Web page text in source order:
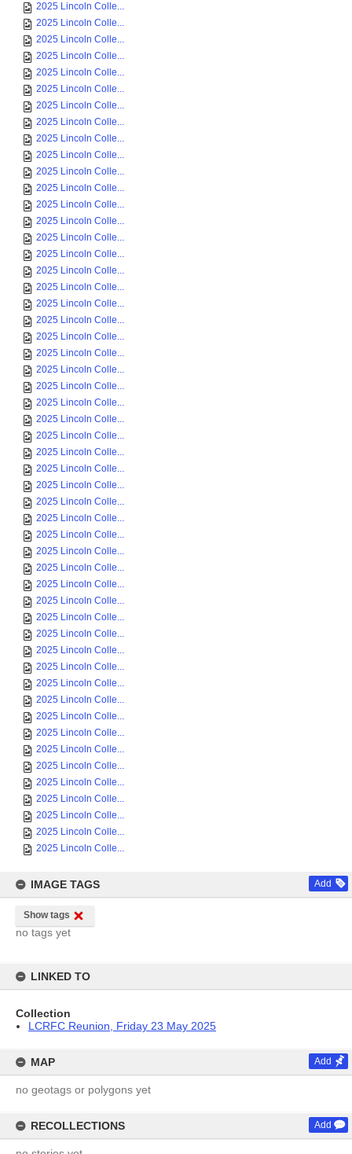
2025 Lincoln Colle...
2025 Lincoln Colle...
2025 Lincoln Colle...
2025 Lincoln Colle...
2025 Lincoln Colle...
2025 Lincoln Colle...
2025 Lincoln Colle...
2025 Lincoln Colle...
2025 Lincoln Colle...
2025 Lincoln Colle...
2025 Lincoln Colle...
2025 Lincoln Colle...
2025 Lincoln Colle...
2025 Lincoln Colle...
2025 Lincoln Colle...
2025 Lincoln Colle...
2025 Lincoln Colle...
2025 Lincoln Colle...
2025 Lincoln Colle...
2025 Lincoln Colle...
2025 Lincoln Colle...
2025 Lincoln Colle...
2025 Lincoln Colle...
2025 Lincoln Colle...
2025 Lincoln Colle...
2025 Lincoln Colle...
2025 Lincoln Colle...
2025 Lincoln Colle...
2025 Lincoln Colle...
2025 Lincoln Colle...
2025 Lincoln Colle...
2025 Lincoln Colle...
2025 Lincoln Colle...
2025 Lincoln Colle...
2025 Lincoln Colle...
2025 Lincoln Colle...
2025 Lincoln Colle...
2025 Lincoln Colle...
2025 Lincoln Colle...
2025 Lincoln Colle...
2025 Lincoln Colle...
2025 Lincoln Colle...
2025 Lincoln Colle...
2025 Lincoln Colle...
2025 Lincoln Colle...
2025 Lincoln Colle...
2025 Lincoln Colle...
2025 Lincoln Colle...
2025 Lincoln Colle...
2025 Lincoln Colle...
2025 Lincoln Colle...
2025 Lincoln Colle...
IMAGE TAGS Add
Show tags
no tags yet
LINKED TO
Collection
LCRFC Reunion, Friday 23 May 2025
MAP Add
no geotags or polygons yet
RECOLLECTIONS Add